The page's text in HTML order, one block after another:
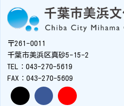
〒261-0011
千葉市美浜区真砂5-15-2
TEL：043-270-5619
FAX：043-270-5609